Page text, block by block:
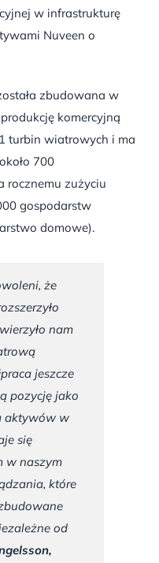
w infrastrukturę
Nuveen o
zbudowana w
komercyjną
turbin wiatrowych i ma
700
rocznemu zużyciu
gospodarstw
domowe).
że
nam
jeszcze
pozycję jako
aktywów w
się
w naszym
które
od